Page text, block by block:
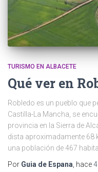
TURISMO EN ALBACETE
Qué ver en
Robledo es un pueblo que
Castilla-La Mancha, se
provincia en la Sierra de
dista aproximadamente 68
una población de 467
Por Guia de Espana, hace